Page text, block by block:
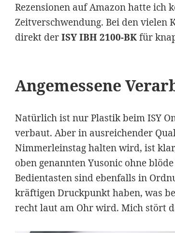
Rezensionen auf Amazon hatte ich
Zeitverschwendung. Bei den
direkt derISY IBH 2100-BKfür
Angemessene
Natürlich ist nur Plastik beim ISY
verbaut. Aber in ausreichender
Nimmerleinstag halten wird, ist
oben genannten Yusonic ohne
Bedientasten sind ebenfalls in
kräftigen Druckpunkt haben, was
recht laut am Ohr wird. Mich stört